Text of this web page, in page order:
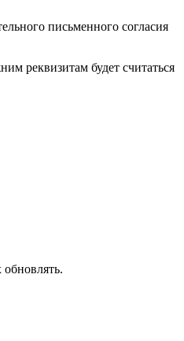
письменного согласия
реквизитам будет считаться